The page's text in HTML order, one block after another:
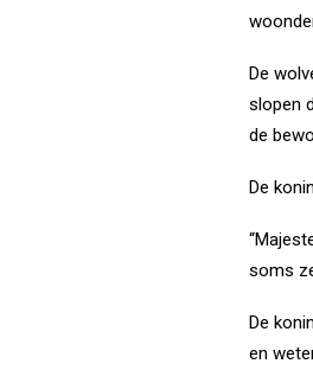
De
slopen
de
De
soms
De
en